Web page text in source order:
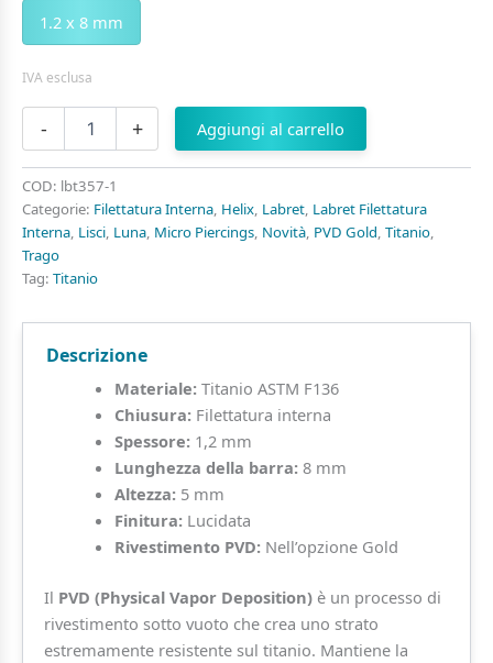
1.2 x 8 mm
IVA esclusa
-
Labret
Luna
liscia
di
Titanio
ASTM
F136
quantità
+ Aggiungi al carrello
COD: lbt357-1
Categorie: Filettatura Interna, Helix, Labret, Labret Filettatura
Interna, Lisci, Luna, Micro Piercings, Novità, PVD Gold, Titanio,
Trago
Tag: Titanio
Descrizione
Materiale:Titanio ASTM F136
Chiusura:Filettatura interna
Spessore:1,2 mm
Lunghezza della barra:8 mm
Altezza:5 mm
Finitura:Lucidata
Rivestimento PVD:Nell’opzione Gold
Il PVD (Physical Vapor Deposition)è un processo di
rivestimento sotto vuoto che crea uno strato
estremamente resistente sul titanio. Mantiene la